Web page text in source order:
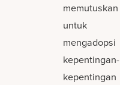
memutuskan
untuk
mengadopsi
kepentingan-
kepentingan